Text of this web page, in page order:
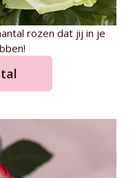
rozen dat jij in je